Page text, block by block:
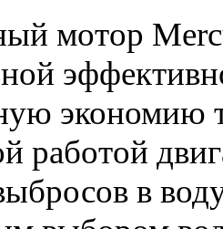
мотор
экономию
работой
в